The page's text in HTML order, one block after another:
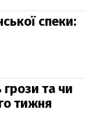
спеки:
грози та чи
тижня